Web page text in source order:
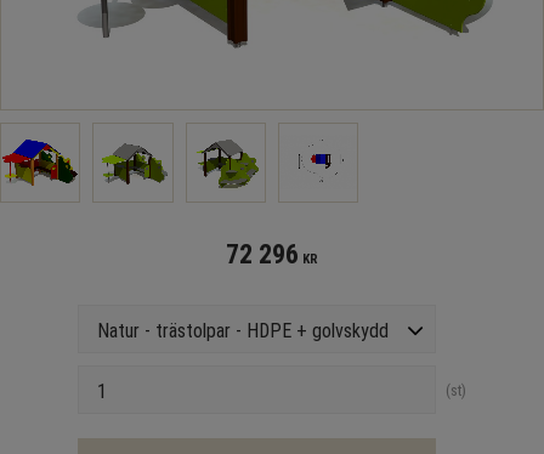
72 296 KR
st